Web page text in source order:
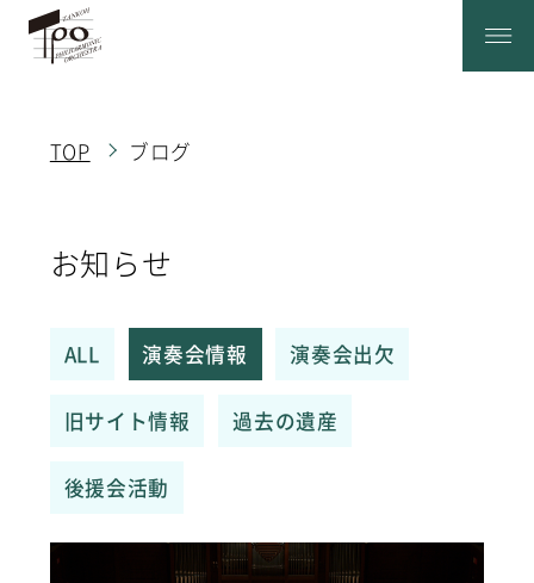
Warning: Undefined array key "js" in
content/themes/tanphill/header.php
TOP ブログ
お知らせ
ALL 演奏会情報 演奏会出欠
旧サイト情報 過去の遺産
後援会活動